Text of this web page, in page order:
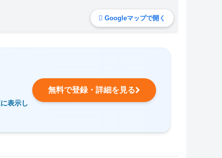
Googleマップで開く
表示し
無料で登録・詳細を見る